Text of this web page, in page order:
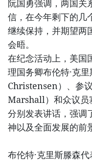
阮国勇强调，两国关
信，在今年剩下的几
继续保持，并期望两
会晤。
在纪念活动上，美国
理国务卿布伦特·克
Christensen）、参
Marshall）和众议员
分别发表讲话，强调
神以及全面发展的前
布伦特·克里斯滕森